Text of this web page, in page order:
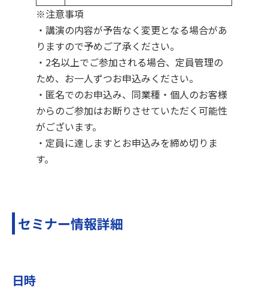
※注意事項
・講演の内容が予告なく変更となる場合があ
りますので予めご了承ください。
・2名以上でご参加される場合、定員管理の
ため、お一人ずつお申込みください。
・匿名でのお申込み、同業種・個人のお客様
からのご参加はお断りさせていただく可能性
がございます。
・定員に達しますとお申込みを締め切りま
す。
セミナー情報詳細
日時